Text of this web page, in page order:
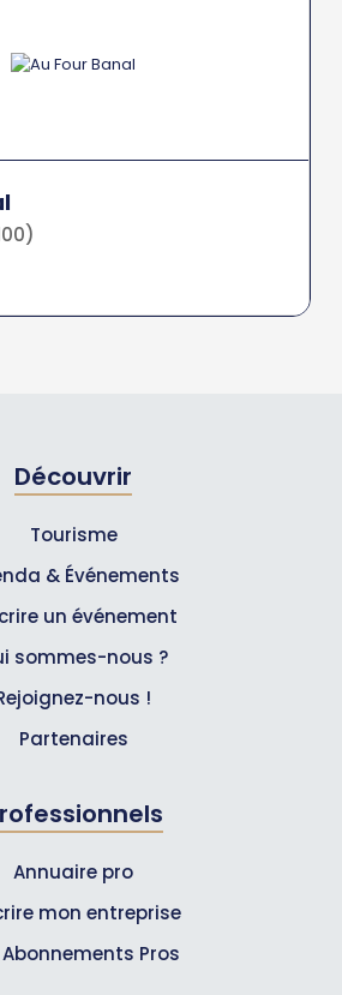
Découvrir
Tourisme
& Événements
un événement
sommes-nous ?
nous !
Partenaires
Annuaire pro
mon entreprise
Abonnements Pros